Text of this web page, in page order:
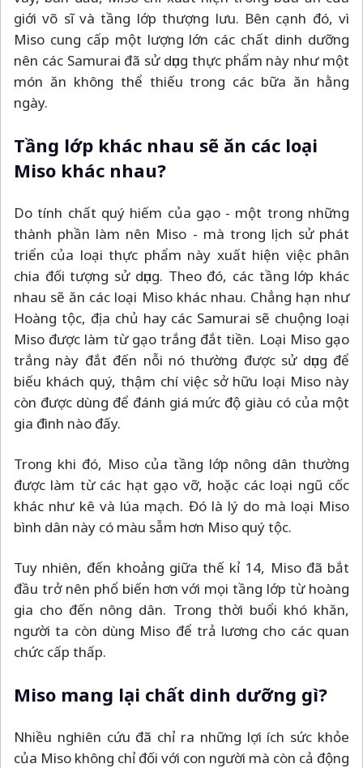
giới võ sĩ và tầng lớp thượng lưu. Bên cạnh đó, vì
Miso cung cấp một lượng lớn các chất dinh dưỡng
nên các Samurai đã sử dụng thực phẩm này như một
món ăn không thể thiếu trong các bữa ăn hằng
ngày.
Tầng lớp khác nhau sẽ ăn các loại
Miso khác nhau?
Do tính chất quý hiếm của gạo - một trong những
thành phần làm nên Miso - mà trong lịch sử phát
triển của loại thực phẩm này xuất hiện việc phân
chia đối tượng sử dụng. Theo đó, các tầng lớp khác
nhau sẽ ăn các loại Miso khác nhau. Chẳng hạn như
Hoàng tộc, địa chủ hay các Samurai sẽ chuộng loại
Miso được làm từ gạo trắng đắt tiền. Loại Miso gạo
trắng này đắt đến nỗi nó thường được sử dụng để
biếu khách quý, thậm chí việc sở hữu loại Miso này
còn được dùng để đánh giá mức độ giàu có của một
gia đình nào đấy.
Trong khi đó, Miso của tầng lớp nông dân thường
được làm từ các hạt gạo vỡ, hoặc các loại ngũ cốc
khác như kê và lúa mạch. Đó là lý do mà loại Miso
bình dân này có màu sẫm hơn Miso quý tộc.
Tuy nhiên, đến khoảng giữa thế kỉ 14, Miso đã bắt
đầu trở nên phổ biến hơn với mọi tầng lớp từ hoàng
gia cho đến nông dân. Trong thời buổi khó khăn,
người ta còn dùng Miso để trả lương cho các quan
chức cấp thấp.
Miso mang lại chất dinh dưỡng gì?
Nhiều nghiên cứu đã chỉ ra những lợi ích sức khỏe
của Miso không chỉ đối với con người mà còn cả động